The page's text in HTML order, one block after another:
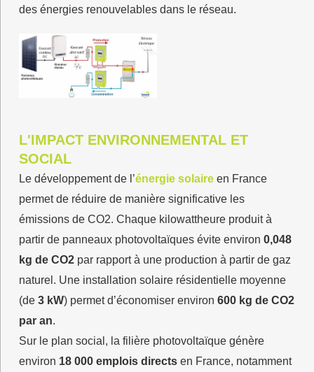
des énergies renouvelables dans le réseau.
L'IMPACT ENVIRONNEMENTAL ET
SOCIAL
Le développement de l’énergie solaireen France
permet de réduire de manière significative les
émissions de CO2. Chaque kilowattheure produit à
partir de panneaux photovoltaïques évite environ 0,048
kg de CO2 par rapport à une production à partir de gaz
naturel. Une installation solaire résidentielle moyenne
(de 3 kW) permet d’économiser environ 600 kg de CO2
par an
Sur le plan social, la filière photovoltaïque génère
environ 18 000 emplois directsen France, notamment